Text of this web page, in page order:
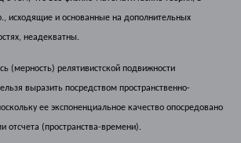
исходящие и основанные на дополнительных
неадекватны.
(мерность) релятивистской подвижности
выразить посредством пространственно-
ее экспоненциальное качество опосредовано
отсчета (пространства-времени).